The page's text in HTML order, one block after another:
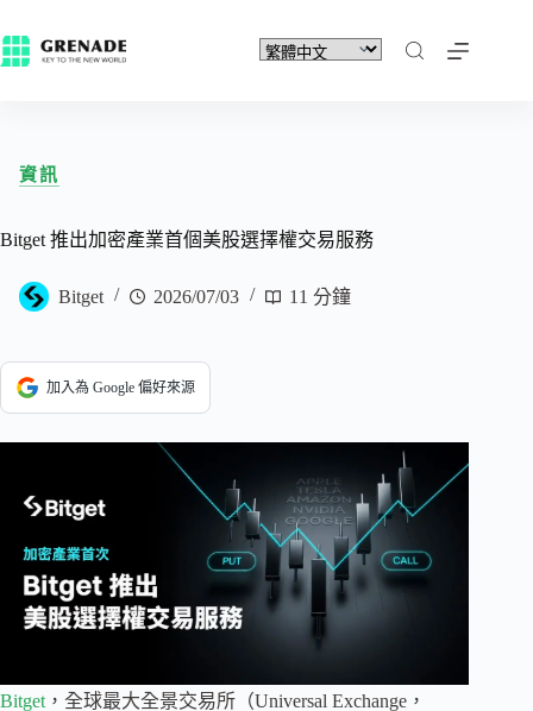
資訊
Bitget 推出加密產業首個美股選擇權交易服務
Bitget 2026/07/03 11 分鐘
加入為 Google 偏好來源
Bitget，全球最大全景交易所（Universal Exchange，